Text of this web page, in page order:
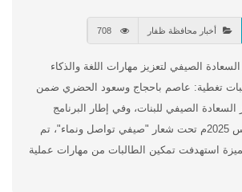
أخبار محافظة ظفار
الصيفي لتعزيز مهارات اللغة والذكاء
تغطية: عاصم باحجاج وسعود الحضري ضمن
الصيفي للبنات، وفي إطار البرنامج
الصيفي لطلبة المدارس 2025م تحت شعار "صيفي تواصل ونماء"، تم
استهدفت تمكين الطالبات من مهارات عملية